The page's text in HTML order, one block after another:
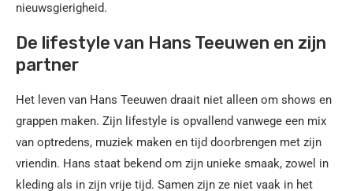
nieuwsgierigheid.
De lifestyle van Hans Teeuwen en zijn
partner
Het leven van Hans Teeuwen draait niet alleen om shows en
grappen maken. Zijn lifestyle is opvallend vanwege een mix
van optredens, muziek maken en tijd doorbrengen met zijn
vriendin. Hans staat bekend om zijn unieke smaak, zowel in
kleding als in zijn vrije tijd. Samen zijn ze niet vaak in het